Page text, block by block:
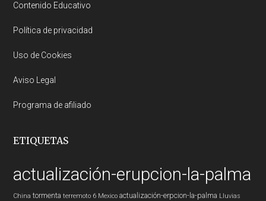
Contenido Educativo
Política de privacidad
Uso de Cookies
Aviso Legal
Programa de afiliado
ETIQUETAS
actualización-erupcion-la-palma
China tormenta terremoto 6 Mexico actualización-erpcion-la-palma Lluvias